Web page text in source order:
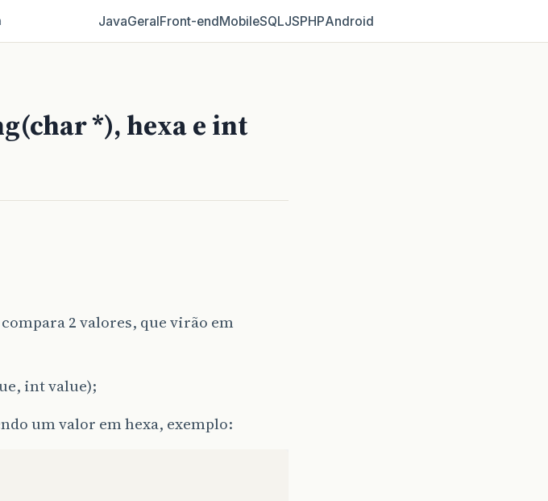
JavaGeralFront‑endMobileSQLJSPHPAndroid
*), hexa e int
2 valores, que virão em
int value);
um valor em hexa, exemplo: